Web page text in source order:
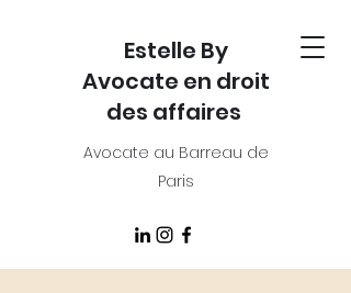
Estelle By
Avocate en droit
des affaires
Avocate au Barreau de
Paris